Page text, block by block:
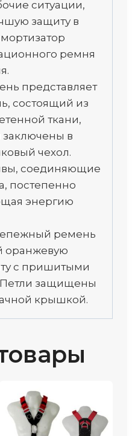
ситуации,
защиту в
ремня
представляет
состоящий из
ткани,
в
чехол.
соединяющие
постепенно
энергию
ремень
оранжевую
с пришитыми
Петли защищены
крышкой.